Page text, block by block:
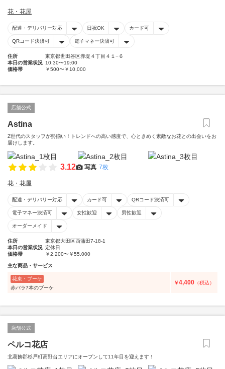
花・花屋
配達・デリバリー対応 日祝OK カード可
QRコード決済可 電子マネー決済可
住所
東京都世田谷区赤堤４丁目４１−６
本日の営業状況 10:30〜19:00
価格帯
￥500〜￥10,000
店舗公式
Astina
Z世代のスタッフが勢揃い！トレンドへの高い感度で、心ときめく素敵なお花との出会いをお
届けします。
3.12 写真 7枚
花・花屋
配達・デリバリー対応 カード可 QRコード決済可
電子マネー決済可 女性歓迎 男性歓迎
オーダーメイド
住所
東京都大田区西蒲田7-18-1
本日の営業状況 定休日
価格帯
￥2,200〜￥55,000
主な商品・サービス
花束・ブーケ
赤バラ7本のブーケ
￥4,400 （税込）
店舗公式
ペルコ花店
北葛飾郡杉戸町高野台エリアにオープンして11年目を迎えます！